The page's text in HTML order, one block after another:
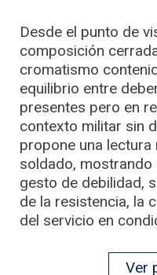
Desde el punto de
composición
cromatismo
equilibrio entre
presentes pero en
contexto militar sin
propone una
soldado, mostrando
gesto de debilidad,
de la resistencia, la
del servicio en
Ver